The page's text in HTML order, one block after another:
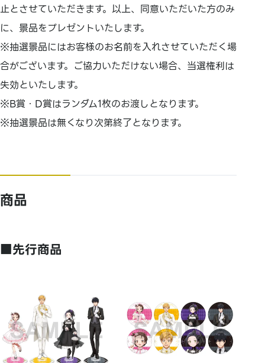
止とさせていただきます。以上、同意いただいた方のみ
に、景品をプレゼントいたします。
※抽選景品にはお客様のお名前を入れさせていただく場
合がございます。ご協力いただけない場合、当選権利は
失効といたします。
※B賞・D賞はランダム1枚のお渡しとなります。
※抽選景品は無くなり次第終了となります。
商品
■先行商品